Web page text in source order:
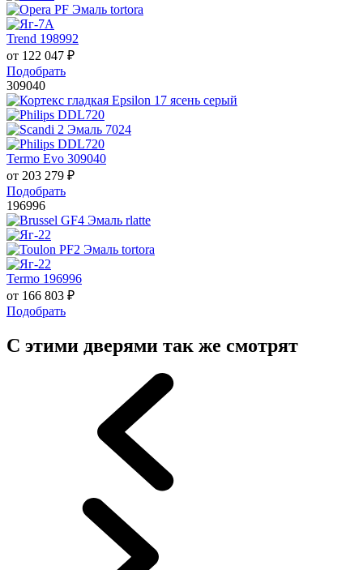
Trend 198992
от 122 047 ₽
Подобрать
309040
Termo Evo 309040
от 203 279 ₽
Подобрать
196996
Termo 196996
от 166 803 ₽
Подобрать
С этими дверями так же смотрят